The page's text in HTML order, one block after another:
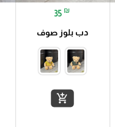
35 ₪
دب بلوز صوف
add_shopping_cart